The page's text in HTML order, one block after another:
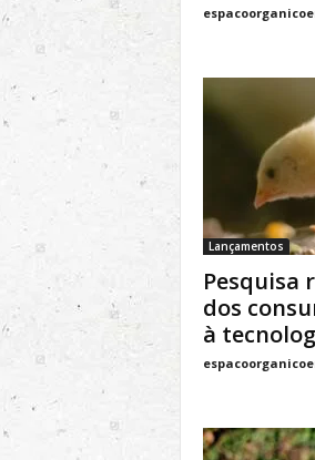
Lançamentos
Pesquisa
dos
à